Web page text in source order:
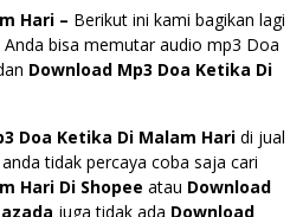
Hari – Berikut ini kami bagikan lagi
bisa memutar audio mp3 Doa
Download Mp3 Doa Ketika Di
Doa Ketika Di Malam Hari di jual
tidak percaya coba saja cari
Hari Di Shopee atau Download
juga tidak ada Download